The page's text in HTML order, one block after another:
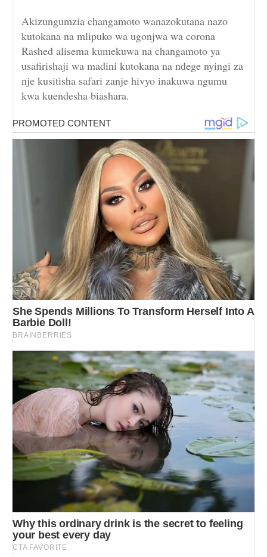
Akizungumzia changamoto wanazokutana nazo
kutokana na mlipuko wa ugonjwa wa corona
Rashed alisema kumekuwa na changamoto ya
usafirishaji wa madini kutokana na ndege nyingi za
nje kusitisha safari zanje hivyo inakuwa ngumu
kwa kuendesha biashara.